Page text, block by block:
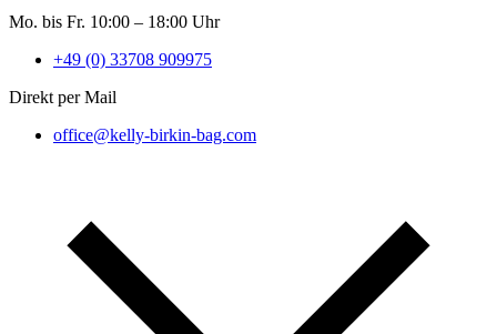
Mo. bis Fr. 10:00 – 18:00 Uhr
+49 (0) 33708 909975
Direkt per Mail
office@kelly-birkin-bag.com